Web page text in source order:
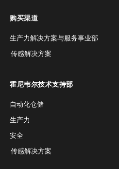
购买渠道
生产力解决方案与服务事业部
传感解决方案
霍尼韦尔技术支持部
自动化仓储
生产力
安全
传感解决方案